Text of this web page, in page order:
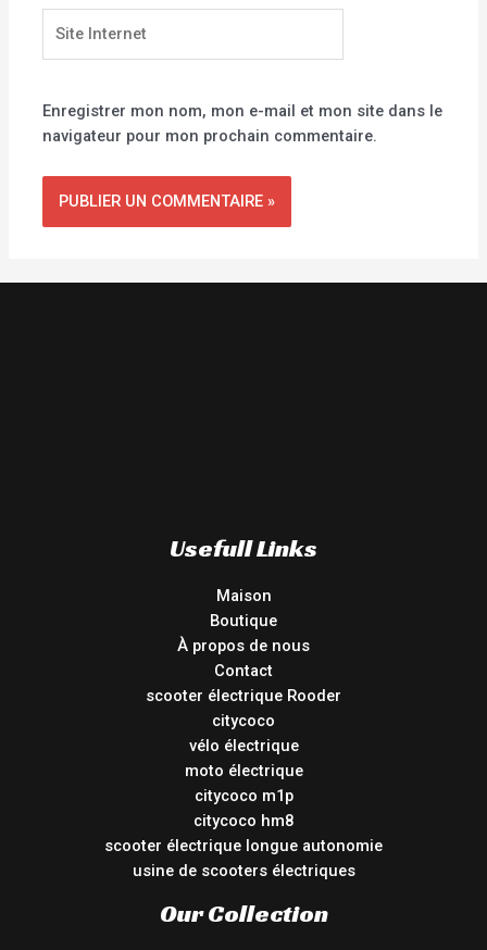
Internet
Enregistrer mon nom, mon e-mail et mon site dans le
navigateur pour mon prochain commentaire.
Usefull Links
Maison
Boutique
À propos de nous
Contact
scooter électrique Rooder
citycoco
vélo électrique
moto électrique
citycoco m1p
citycoco hm8
scooter électrique longue autonomie
usine de scooters électriques
Our Collection